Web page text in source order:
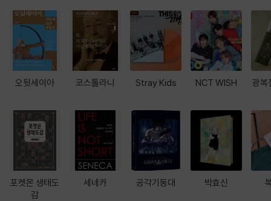
오뒷세이아
포켓몬 생태도
감
코스톨라니
세네카
Stray Kids
공각기동대
NCT WISH
박효신
광복